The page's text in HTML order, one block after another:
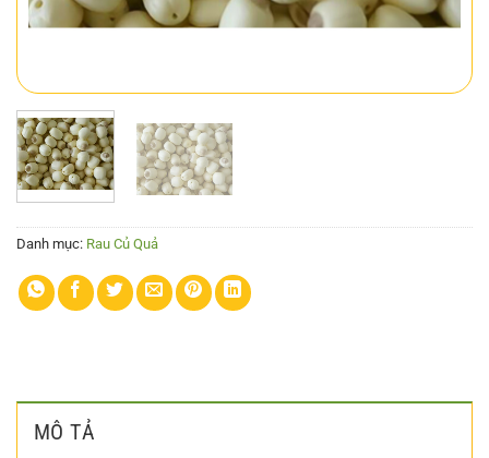
Danh mục: Rau Củ Quả
MÔ TẢ